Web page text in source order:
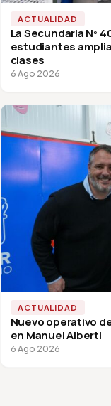
ACTUALIDAD
La Secundaria Nº
estudiantes
clases
6 Ago 2026
ACTUALIDAD
Nuevo operativo
en Manuel Alberti
6 Ago 2026